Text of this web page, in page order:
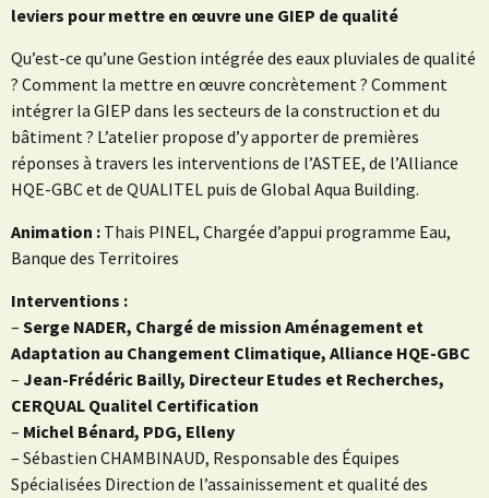
leviers pour mettre en œuvre une GIEP de qualité
Qu’est-ce qu’une Gestion intégrée des eaux pluviales de qualité
? Comment la mettre en œuvre concrètement ? Comment
intégrer la GIEP dans les secteurs de la construction et du
bâtiment ? L’atelier propose d’y apporter de premières
réponses à travers les interventions de l’ASTEE, de l’Alliance
HQE-GBC et de QUALITEL puis de Global Aqua Building.
Animation : Thais PINEL, Chargée d’appui programme Eau,
Banque des Territoires
Interventions :
– Serge NADER, Chargé de mission Aménagement et
Adaptation au Changement Climatique, Alliance HQE-GBC
– Jean-Frédéric Bailly, Directeur Etudes et Recherches,
CERQUAL Qualitel Certification
– Michel Bénard, PDG, Elleny
– Sébastien CHAMBINAUD, Responsable des Équipes
Spécialisées Direction de l’assainissement et qualité des